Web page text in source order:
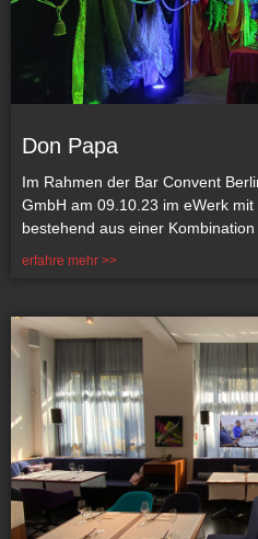
Don Papa
Im Rahmen der Bar Convent
GmbH am 09.10.23 im eWerk
bestehend aus einer Kombination
erfahre mehr >>